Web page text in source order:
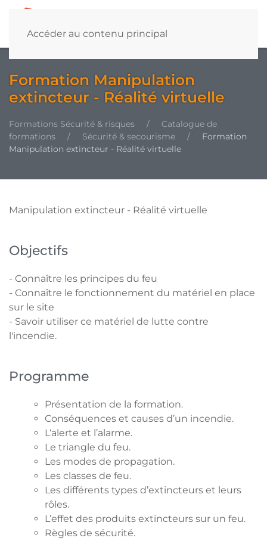
Accéder au contenu principal
Formation Manipulation
extincteur - Réalité virtuelle
Formations Sécurité & risques
Catalogue de
formations
Sécurité & secourisme
Formation
Manipulation extincteur - Réalité virtuelle
Manipulation extincteur - Réalité virtuelle
Objectifs
- Connaître les principes du feu
- Connaître le fonctionnement du matériel en place
sur le site
- Savoir utiliser ce matériel de lutte contre
l'incendie.
Programme
Présentation de la formation.
Conséquences et causes d’un incendie.
L‘alerte et l’alarme.
Le triangle du feu.
Les modes de propagation.
Les classes de feu.
Les différents types d’extincteurs et leurs
rôles.
L’effet des produits extincteurs sur un feu.
Règles de sécurité.